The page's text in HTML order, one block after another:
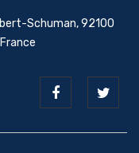
Schuman, 92100